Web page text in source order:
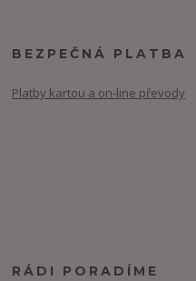
BEZPEČNÁ PLATBA
Platby kartou a on-line převody
RÁDI PORADÍME